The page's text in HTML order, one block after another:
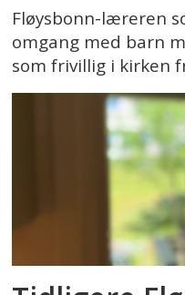
Fløysbonn-læreren
omgang med barn
som frivillig i kirken